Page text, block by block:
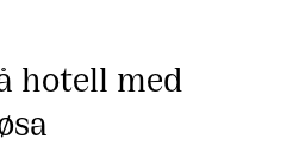
hotell med